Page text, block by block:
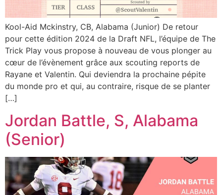
Kool-Aid Mckinstry, CB, Alabama (Junior) De retour
pour cette édition 2024 de la Draft NFL, l’équipe de The
Trick Play vous propose à nouveau de vous plonger au
cœur de l’évènement grâce aux scouting reports de
Rayane et Valentin. Qui deviendra la prochaine pépite
du monde pro et qui, au contraire, risque de se planter
[…]
Jordan Battle, S, Alabama
(Senior)